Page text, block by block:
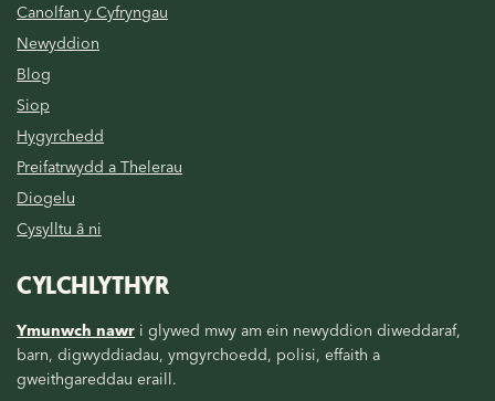
Canolfan y Cyfryngau
Newyddion
Blog
Siop
Hygyrchedd
Preifatrwydd a Thelerau
Diogelu
Cysylltu â ni
CYLCHLYTHYR
Ymunwch nawr i glywed mwy am ein newyddion diweddaraf,
barn, digwyddiadau, ymgyrchoedd, polisi, effaith a
gweithgareddau eraill.